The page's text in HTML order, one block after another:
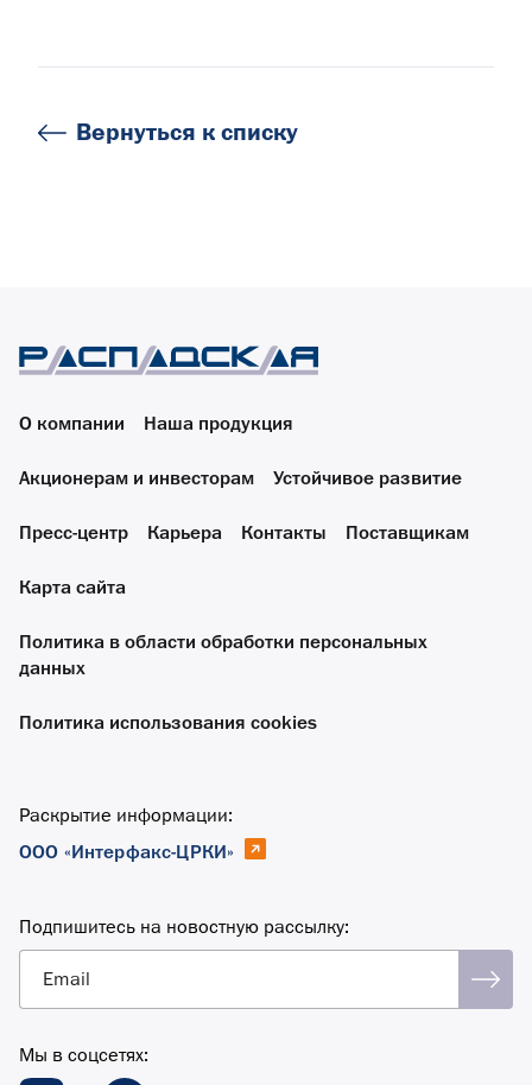
Вернуться к списку
О компании Наша продукция
Акционерам и инвесторам Устойчивое развитие
Пресс-центр Карьера Контакты Поставщикам
Карта сайта
Политика в области обработки персональных
данных
Политика использования cookies
Раскрытие информации:
ООО «Интерфакс-ЦРКИ»
Подпишитесь на новостную рассылку:
Email
Мы в соцсетях: